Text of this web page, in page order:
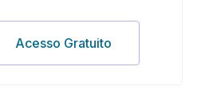
Acesso Gratuito